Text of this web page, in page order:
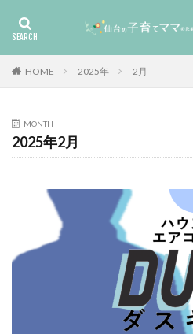
HOME 2025年 2月
MONTH
2025年2月